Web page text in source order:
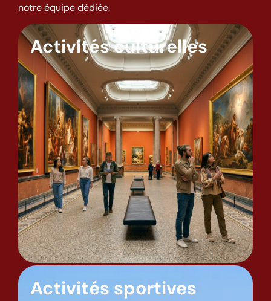
notre équipe dédiée.
Activités culturelles
Activités sportives